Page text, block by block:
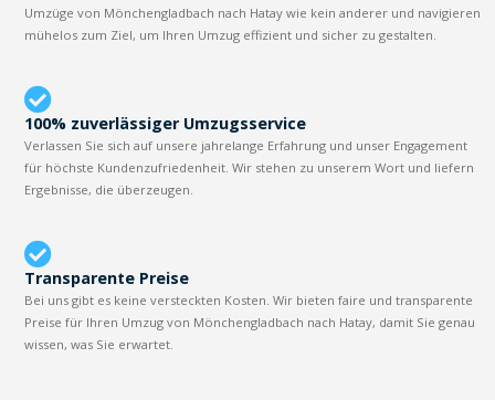
Umzüge von Mönchengladbach nach Hatay wie kein anderer und navigieren
mühelos zum Ziel, um Ihren Umzug effizient und sicher zu gestalten.
100% zuverlässiger Umzugsservice
Verlassen Sie sich auf unsere jahrelange Erfahrung und unser Engagement
für höchste Kundenzufriedenheit. Wir stehen zu unserem Wort und liefern
Ergebnisse, die überzeugen.
Transparente Preise
Bei uns gibt es keine versteckten Kosten. Wir bieten faire und transparente
Preise für Ihren Umzug von Mönchengladbach nach Hatay, damit Sie genau
wissen, was Sie erwartet.